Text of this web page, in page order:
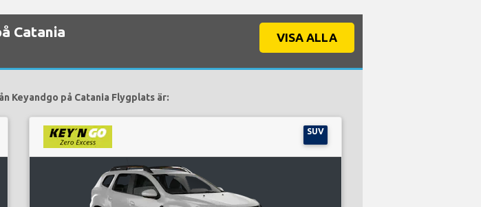
Catania
VISA ALLA
Keyandgo på Catania Flygplats är:
SUV